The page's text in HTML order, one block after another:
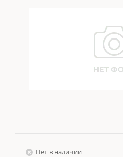
Нет в наличии